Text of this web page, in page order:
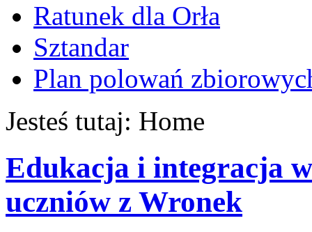
Ratunek dla Orła
Sztandar
Plan polowań
Jesteś tutaj: Home
Edukacja i integracja
uczniów z Wronek